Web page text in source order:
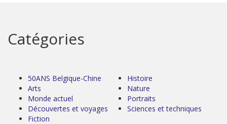
Catégories
50ANS Belgique-Chine
Arts
Monde actuel
Découvertes et voyages
Fiction
Histoire
Nature
Portraits
Sciences et techniques